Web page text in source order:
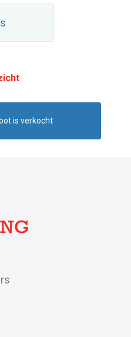
is verkocht